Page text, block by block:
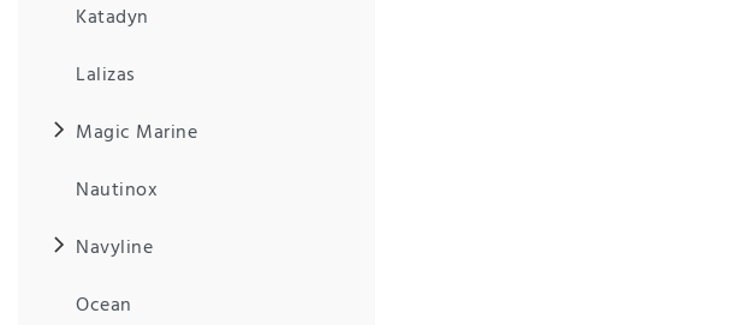
Katadyn
Lalizas
Magic Marine
Nautinox
Navyline
Ocean